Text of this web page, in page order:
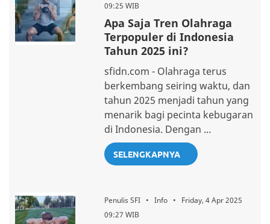
09:25 WIB
Apa Saja Tren Olahraga
Terpopuler di Indonesia
Tahun 2025 ini?
sfidn.com - Olahraga terus
berkembang seiring waktu, dan
tahun 2025 menjadi tahun yang
menarik bagi pecinta kebugaran
di Indonesia. Dengan ...
SELENGKAPNYA
Penulis SFI • Info • Friday, 4 Apr 2025
09:27 WIB